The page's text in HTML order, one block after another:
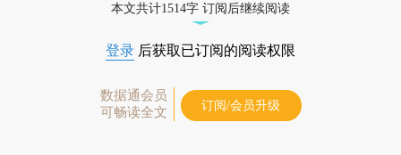
本文共计1514字 订阅后继续阅读
登录 后获取已订阅的阅读权限
数据通会员
可畅读全文
订阅/会员升级